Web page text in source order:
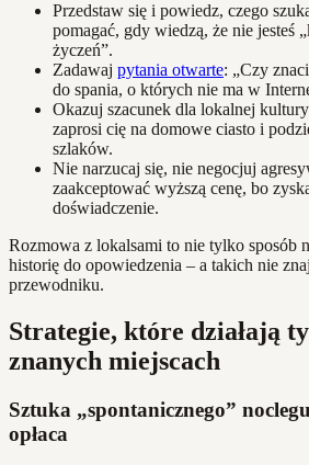
Przedstaw się i powiedz, czego
pomagać, gdy wiedzą, że nie jesteś
życzeń”.
Zadawaj pytania otwarte: „Czy
do spania, o których nie ma w
Okazuj szacunek dla lokalnej
zaprosi cię na domowe ciasto i
szlaków.
Nie narzucaj się, nie negocjuj
zaakceptować wyższą cenę, bo
doświadczenie.
Rozmowa z lokalsami to nie tylko sposób
historię do opowiedzenia – a takich nie
przewodniku.
Strategie, które działają
znanych miejscach
Sztuka „spontanicznego”
opłaca